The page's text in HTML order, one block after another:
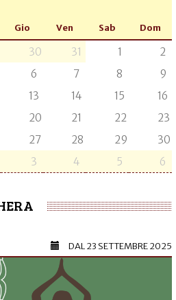
Gio Ven Sab Dom
30 31 1
2
6 7 8
9
13 14 15
16
20 21 22
23
27 28 29
30
3 4 5 6
DAL23 SETTEMBRE 2025